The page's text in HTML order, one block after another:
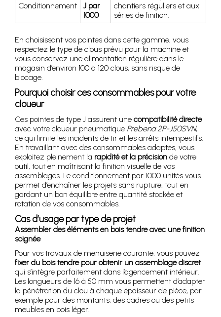
Conditionnement
J par
1000
chantiers réguliers et aux
séries de finition.
En choisissant vos pointes dans cette gamme, vous
respectez le type de clous prévu pour la machine et
vous conservez une alimentation régulière dans le
magasin d’environ 100 à 120 clous, sans risque de
blocage.
Pourquoi choisir ces consommables pour votre
cloueur
Ces pointes de type J assurent une compatibilité directe
avec votre cloueur pneumatique Prebena 2P-J50SVN,
ce qui limite les incidents de tir et les arrêts intempestifs.
En travaillant avec des consommables adaptés, vous
exploitez pleinement la rapidité et la précision de votre
outil, tout en maîtrisant la finition visuelle de vos
assemblages. Le conditionnement par 1000 unités vous
permet d’enchaîner les projets sans rupture, tout en
gardant un bon équilibre entre quantité stockée et
rotation de vos consommables.
Cas d’usage par type de projet
Assembler des éléments en bois tendre avec une finition
soignée
Pour vos travaux de menuiserie courante, vous pouvez
fixer du bois tendre pour obtenir un assemblage discret
qui s’intègre parfaitement dans l’agencement intérieur.
Les longueurs de 16 à 50 mm vous permettent d’adapter
la pénétration du clou à chaque épaisseur de pièce, par
exemple pour des montants, des cadres ou des petits
meubles en bois léger.